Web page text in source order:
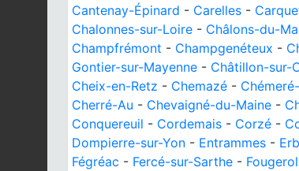
Cantenay-Épinard - Carelles -
Chalonnes-sur-Loire - Châlons-du-
Champfrémont - Champgenéteux -
Gontier-sur-Mayenne - Châtillon-sur-
Cheix-en-Retz - Chemazé -
Cherré-Au - Chevaigné-du-Maine -
Conquereuil - Cordemais - Corzé -
Dompierre-sur-Yon - Entrammes -
Fégréac - Fercé-sur-Sarthe -